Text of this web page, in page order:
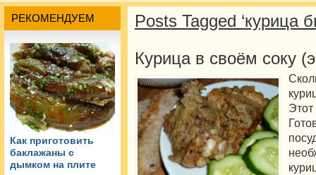
РЕКОМЕНДУЕМ
Как приготовить
баклажаны с
дымком на плите
Posts Tagged ‘курица
Курица в своём соку